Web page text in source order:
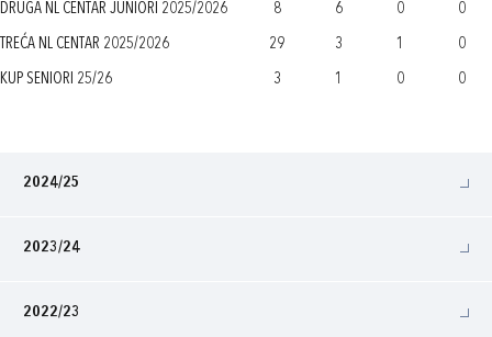
DRUGA NL CENTAR JUNIORI 2025/2026 8 6 0 0
TREĆA NL CENTAR 2025/2026 29 3 1 0
KUP SENIORI 25/26 3 1 0 0
2024/25
2023/24
2022/23